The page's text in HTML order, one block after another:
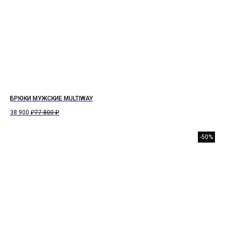
БРЮКИ МУЖСКИЕ MULTIWAY
38 900 ₽77 800 ₽
-50%